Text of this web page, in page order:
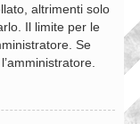
altrimenti solo
Il limite per le
Se